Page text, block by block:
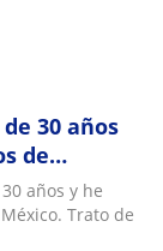
30 años
de
años y he
Trato de